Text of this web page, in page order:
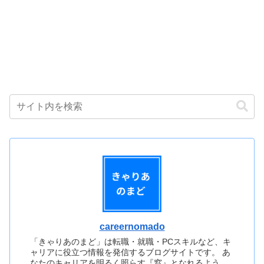
careernomado
「きゃりあのまど」は転職・就職・PCスキルなど、キ
ャリアに役立つ情報を発信するブログサイトです。 あ